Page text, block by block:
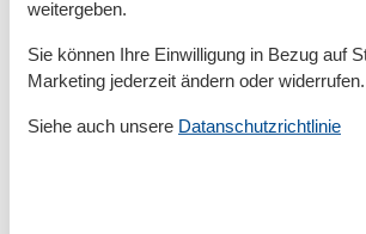
Küche
Kühlschrank
Microwelle
Spülmaschine
Toaster
weitergeben.
Sie können Ihre Einwilligung in Bezug auf
Marketing jederzeit ändern oder widerrufen.
Siehe auch unsere Datanschutzrichtlinie